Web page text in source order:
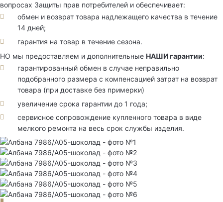
вопросах Защиты прав потребителей и обеспечивает:
обмен и возврат товара надлежащего качества в течение
14 дней;
гарантия на товар в течение сезона.
НО мы предоставляем и дополнительные НАШИ гарантии:
гарантированный обмен в случае неправильно
подобранного размера с компенсацией затрат на возврат
товара (при доставке без примерки)
увеличение срока гарантии до 1 года;
сервисное сопровождение купленного товара в виде
мелкого ремонта на весь срок службы изделия.